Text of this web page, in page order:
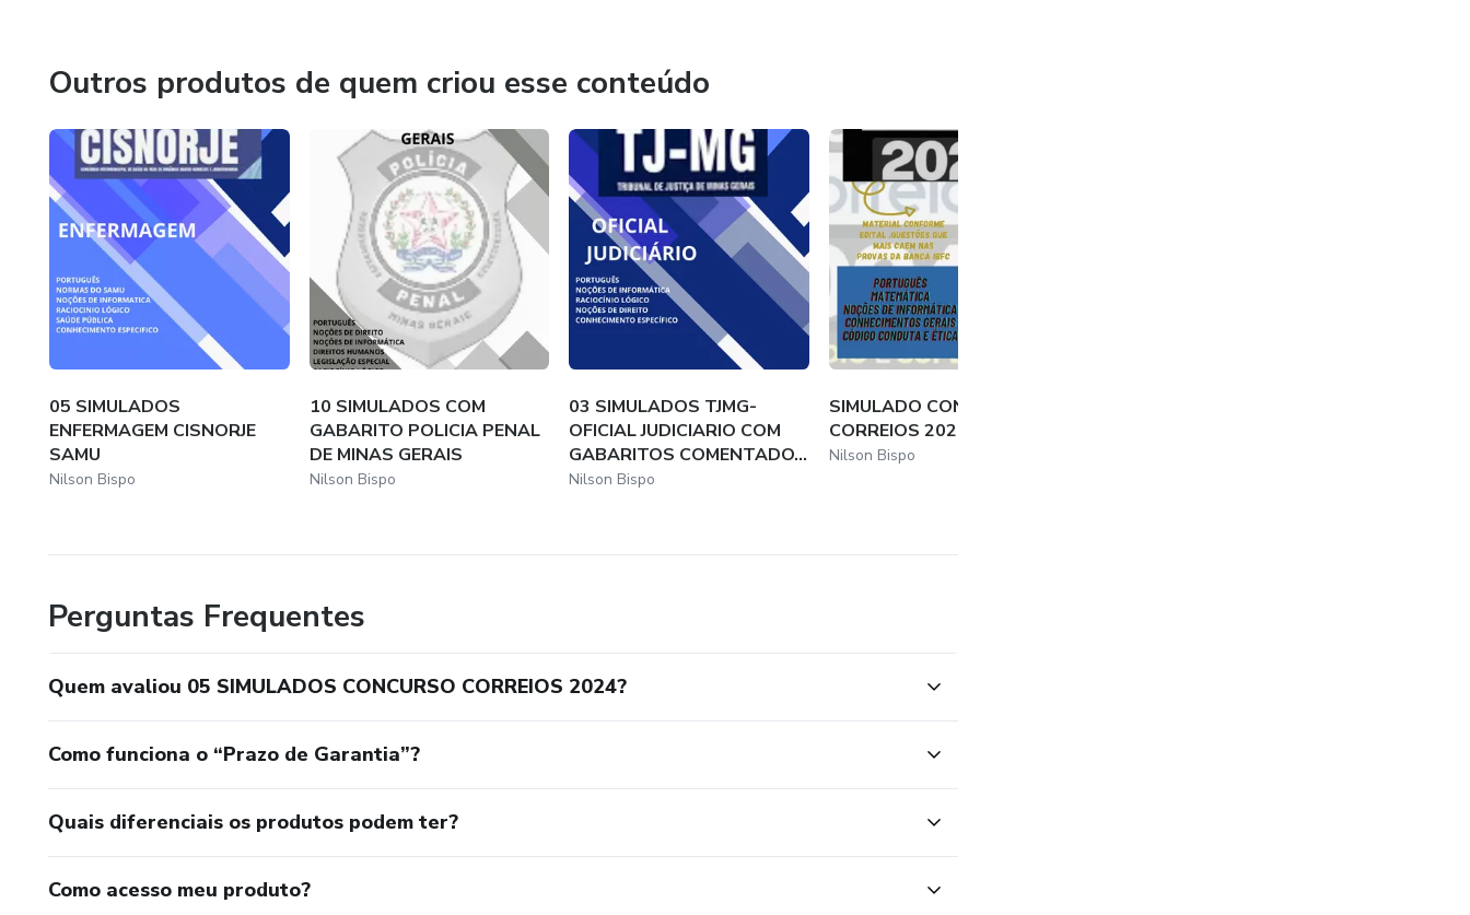
seu futuro e esteja pronto para conquistar a sua vaga nos Correios!
Clique aqui e comece a estudar agora!
#ConcursoCorreios2024 #SimuladoCorreios #AprovaçãoGarantida #EstudoEficiente
Vamos juntos rumo à sua aprovação!
Outros produtos de quem criou esse conteúdo
05 SIMULADOS
ENFERMAGEM CISNORJE
SAMU
Nilson Bispo
10 SIMULADOS COM
GABARITO POLICIA PENAL
DE MINAS GERAIS
Nilson Bispo
03 SIMULADOS TJMG-
OFICIAL JUDICIARIO COM
GABARITOS COMENTADO...
Nilson Bispo
SIMULADO CONCURSO
CORREIOS 2024
Nilson Bispo
Perguntas Frequentes
Quem avaliou 05 SIMULADOS CONCURSO CORREIOS 2024?
Como funciona o “Prazo de Garantia”?
Quais diferenciais os produtos podem ter?
Como acesso meu produto?